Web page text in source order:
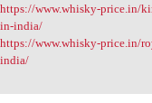
https://www.whisky-price.in/
in-india/
https://www.whisky-price.in/
india/